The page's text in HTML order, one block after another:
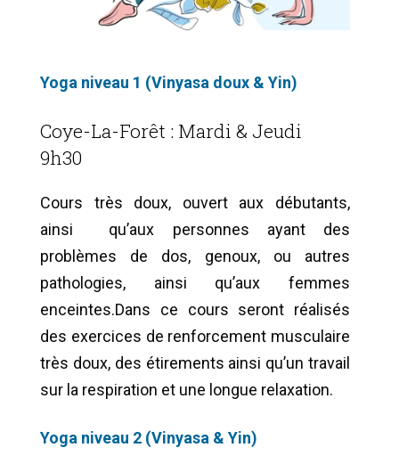
Yoga niveau 1 (Vinyasa doux & Yin)
Coye-La-Forêt : Mardi & Jeudi
9h30
Cours très doux, ouvert aux débutants,
ainsi qu’aux personnes ayant des
problèmes de dos, genoux, ou autres
pathologies, ainsi qu’aux femmes
enceintes.Dans ce cours seront réalisés
des exercices de renforcement musculaire
très doux, des étirements ainsi qu’un travail
sur la respiration et une longue relaxation.
Yoga niveau 2 (Vinyasa & Yin)